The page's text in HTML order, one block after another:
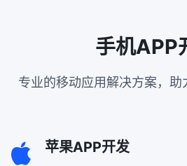
手机APP
专业的移动应用解决方案，
苹果APP开发